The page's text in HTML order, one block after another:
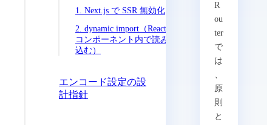
1. Next.js で SSR 無効化
2. dynamic import（React
コンポーネント内で読み
込む）
エンコード設定の設
計指針
R
ou
ter
で
は
、
原
則
と